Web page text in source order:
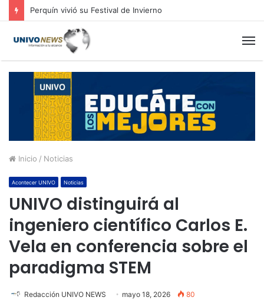
Perquín vivió su Festival de Invierno
Inicio / Noticias
Acontecer UNIVO Noticias
UNIVO distinguirá al
ingeniero científico Carlos E.
Vela en conferencia sobre el
paradigma STEM
Redacción UNIVO NEWS mayo 18, 2026 80